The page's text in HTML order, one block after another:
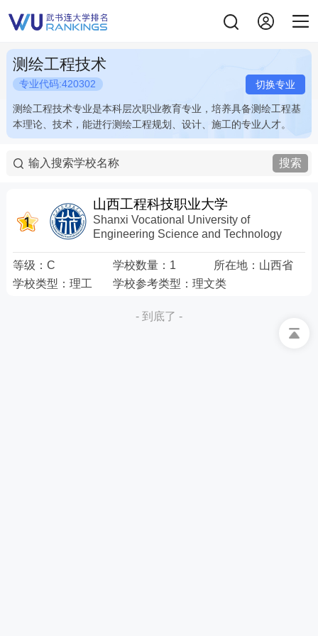
测绘工程技术
专业代码:420302 切换专业
测绘工程技术专业是本科层次职业教育专业，培养具备测绘工程基
本理论、技术，能进行测绘工程规划、设计、施工的专业人才。
测绘工程技术专业是本科层次职业教育专业，培养具备测绘工程基
本理论、技术，能进行测绘工程规划、设计、施工的专业人才。
搜索
山西工程科技职业大学
Shanxi Vocational University of
Engineering Science and Technology
等级： C 学校数量： 1 所在地： 山西省
学校类型： 理工 学校参考类型：理文类
- 到底了 -